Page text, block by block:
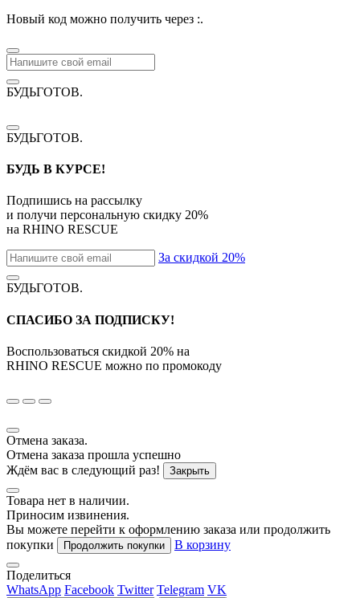
Новый код можно получить через :.
БУДЬГОТОВ.
БУДЬГОТОВ.
БУДЬ В КУРСЕ!
Подпишись на рассылку
и получи персональную скидку 20%
на RHINO RESCUE
За скидкой 20%
БУДЬГОТОВ.
СПАСИБО ЗА ПОДПИСКУ!
Воспользоваться скидкой 20% на
RHINO RESCUE можно по промокоду
Отмена заказа.
Отмена заказа прошла успешно
Ждём вас в следующий раз!
Закрыть
Товара нет в наличии.
Приносим извинения.
Вы можете перейти к оформлению заказа или продолжить
покупки
Продолжить покупки В корзину
Поделиться
WhatsApp Facebook Twitter Telegram VK